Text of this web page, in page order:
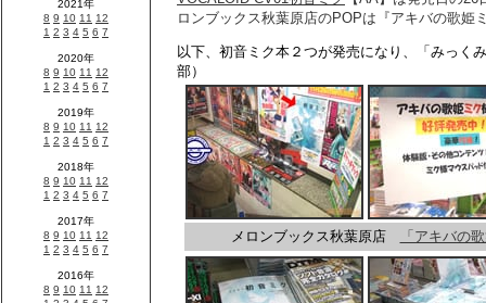
ロンブックス秋葉原店のPOPは『アキバの歌
以下、初音ミク本２つが発売になり、「みっく
部）
メロンブックス秋葉原店 「アキバの